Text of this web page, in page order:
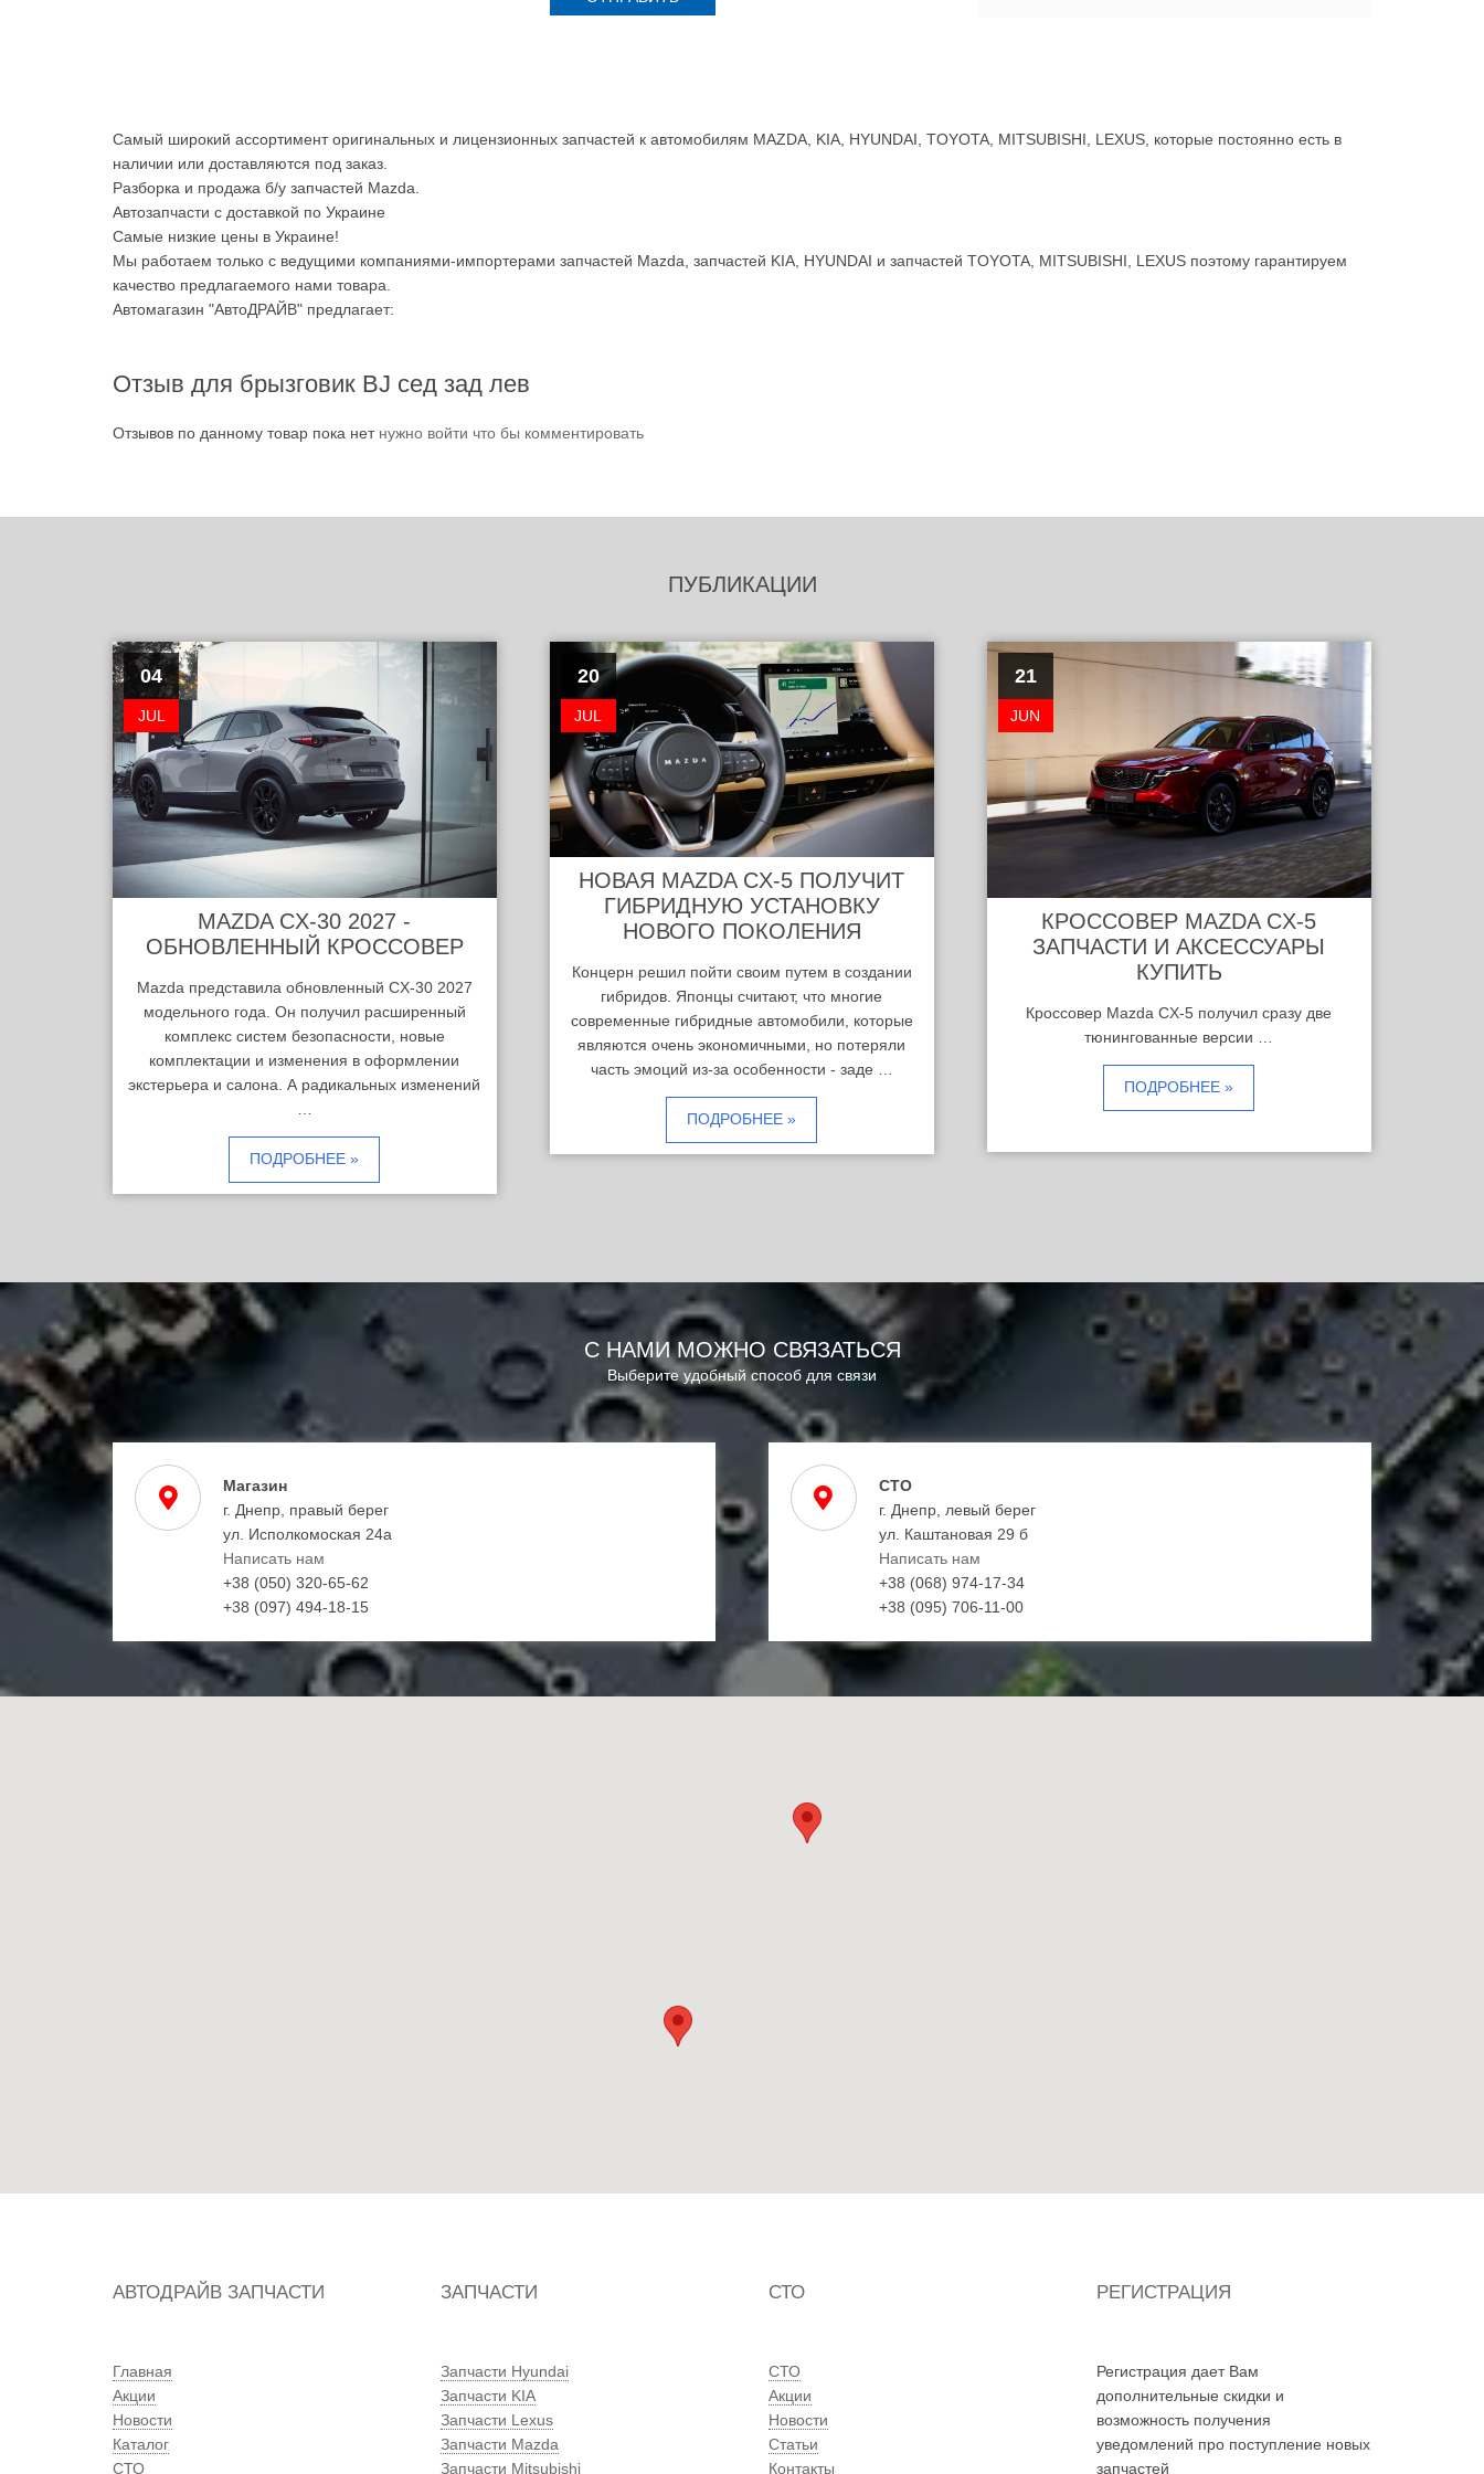
Самый широкий ассортимент оригинальных и лицензионных запчастей к автомобилям MAZDA, KIA, HYUNDAI, TOYOTA, MITSUBISHI, LEXUS, которые постоянно есть в
наличии или доставляются под заказ.
Разборка и продажа б/у запчастей Mazda.
Автозапчасти с доставкой по Украине
Самые низкие цены в Украине!
Мы работаем только с ведущими компаниями-импортерами запчастей Mazda, запчастей KIA, HYUNDAI и запчастей TOYOTA, MITSUBISHI, LEXUS поэтому гарантируем
качество предлагаемого нами товара.
Автомагазин "АвтоДРАЙВ" предлагает:
Отзыв для брызговик BJ сед зад лев
Отзывов по данному товар пока нет нужно войти что бы комментировать
ПУБЛИКАЦИИ
04
JUL
MAZDA CX-30 2027 -
ОБНОВЛЕННЫЙ КРОССОВЕР
Mazda представила обновленный CX-30 2027
модельного года. Он получил расширенный
комплекс систем безопасности, новые
комплектации и изменения в оформлении
экстерьера и салона. А радикальных изменений
ПОДРОБНЕЕ »
20
JUL
НОВАЯ MAZDA CX-5 ПОЛУЧИТ
ГИБРИДНУЮ УСТАНОВКУ
НОВОГО ПОКОЛЕНИЯ
Концерн решил пойти своим путем в создании
гибридов. Японцы считают, что многие
современные гибридные автомобили, которые
являются очень экономичными, но потеряли
часть эмоций из-за особенности - заде …
ПОДРОБНЕЕ »
21
JUN
КРОССОВЕР MAZDA CX-5
ЗАПЧАСТИ И АКСЕССУАРЫ
КУПИТЬ
Кроссовер Mazda CX-5 получил сразу две
тюнингованные версии …
ПОДРОБНЕЕ »
С НАМИ МОЖНО СВЯЗАТЬСЯ
Выберите удобный способ для связи
Магазин
г. Днепр, правый берег
ул. Исполкомоская 24а
Написать нам
+38 (050) 320-65-62
+38 (097) 494-18-15
СТО
г. Днепр, левый берег
ул. Каштановая 29 б
Написать нам
+38 (068) 974-17-34
+38 (095) 706-11-00
АВТОДРАЙВ ЗАПЧАСТИ
Главная
Акции
Новости
Каталог
СТО
ЗАПЧАСТИ
Запчасти Hyundai
Запчасти KIA
Запчасти Lexus
Запчасти Mazda
Запчасти Mitsubishi
СТО
СТО
Акции
Новости
Статьи
Контакты
РЕГИСТРАЦИЯ
Регистрация дает Вам
дополнительные скидки и
возможность получения
уведомлений про поступление новых
запчастей